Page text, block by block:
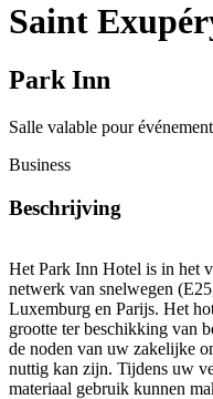
Saint
Park Inn
Salle valable pour
Business
Beschrijving
Het Park Inn Hotel is in het
netwerk van snelwegen
Luxemburg en Parijs. Het
grootte ter beschikking van
de noden van uw zakelijke
nuttig kan zijn. Tijdens uw
materiaal gebruik kunnen